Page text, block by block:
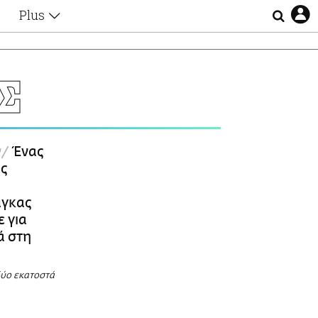
Plus
Οι Αθηναίοι
Επιλογές
Ένας
για
στη
εκατοστά